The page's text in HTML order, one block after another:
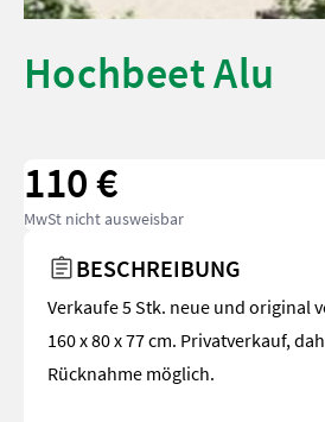
Hochbeet Alu
110 €
MwSt nicht ausweisbar
BESCHREIBUNG
Verkaufe 5 Stk. neue und original
160 x 80 x 77 cm. Privatverkauf,
Rücknahme möglich.